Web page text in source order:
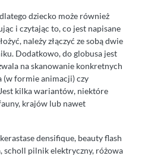
dziecko może również
i czytając to, co jest napisane
należy złączyć ze sobą dwie
Dodatkowo, do globusa jest
na skanowanie konkretnych
(w formie animacji) czy
kilka wariantów, niektóre
krajów lub nawet
densifique, beauty flash
scholl pilnik elektryczny, różowa